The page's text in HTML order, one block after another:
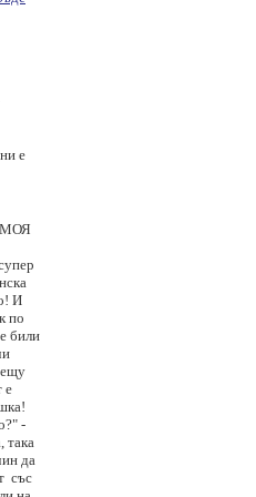
е
МОЯ
И
по
били
е
-
така
да
със